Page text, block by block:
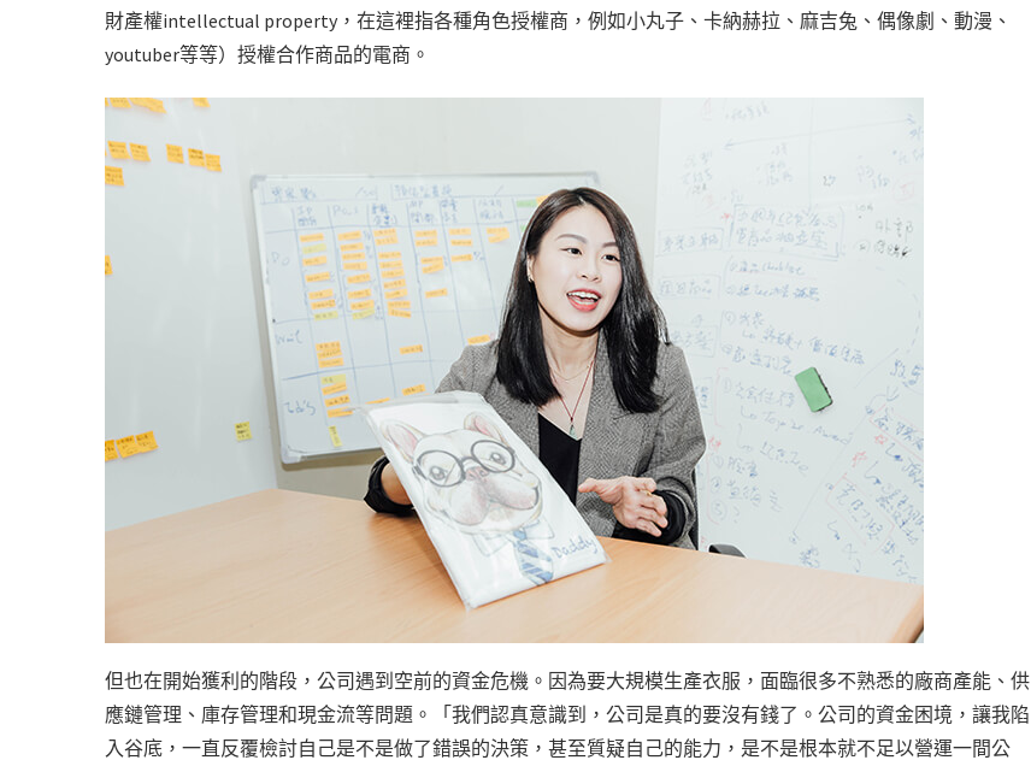
財產權intellectual property，在這裡指各種角色授權商，例如小丸子、卡納赫拉、麻吉兔、偶像劇、動漫、
youtuber等等）授權合作商品的電商。
但也在開始獲利的階段，公司遇到空前的資金危機。因為要大規模生產衣服，面臨很多不熟悉的廠商產能、供
應鏈管理、庫存管理和現金流等問題。「我們認真意識到，公司是真的要沒有錢了。公司的資金困境，讓我陷
入谷底，一直反覆檢討自己是不是做了錯誤的決策，甚至質疑自己的能力，是不是根本就不足以營運一間公